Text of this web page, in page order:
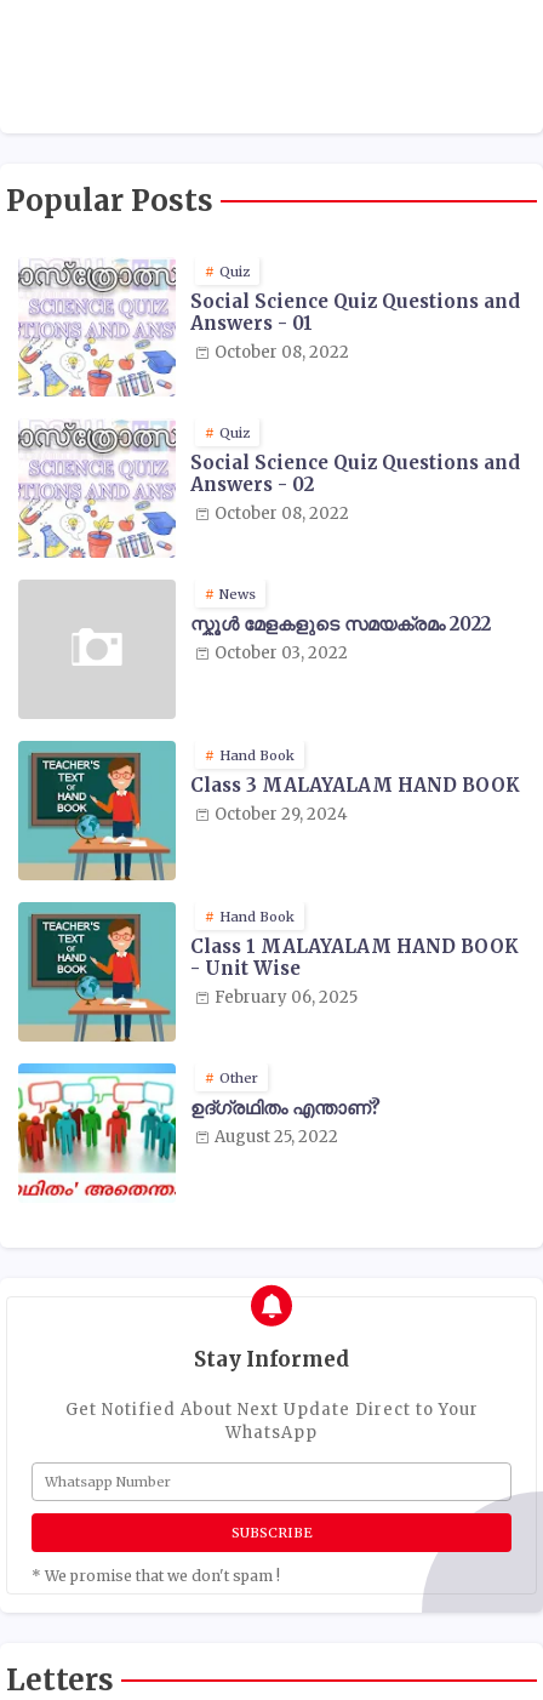
Popular Posts
Quiz
Social Science Quiz Questions and
Answers - 01
October 08, 2022
Quiz
Social Science Quiz Questions and
Answers - 02
October 08, 2022
News
സ്കൂൾ മേളകളുടെ സമയക്രമം 2022
October 03, 2022
Hand Book
Class 3 MALAYALAM HAND BOOK
October 29, 2024
Hand Book
Class 1 MALAYALAM HAND BOOK
- Unit Wise
February 06, 2025
Other
ഉദ്ഗ്രഥിതം എന്താണ്?
August 25, 2022
Stay Informed
Get Notified About Next Update Direct to Your
WhatsApp
* We promise that we don't spam !
Letters